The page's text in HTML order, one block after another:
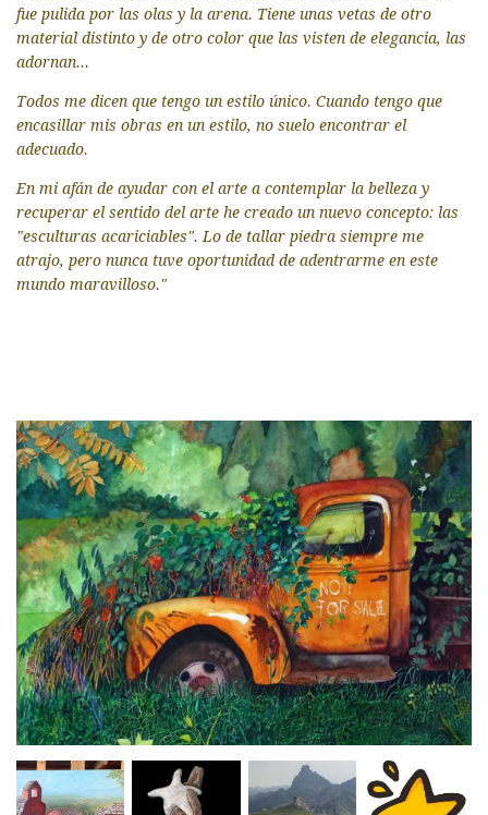
fue pulida por las olas y la arena. Tiene unas vetas de otro
material distinto y de otro color que las visten de elegancia, las
adornan...
Todos me dicen que tengo un estilo único. Cuando tengo que
encasillar mis obras en un estilo, no suelo encontrar el
adecuado.
En mi afán de ayudar con el arte a contemplar la belleza y
recuperar el sentido del arte he creado un nuevo concepto: las
"esculturas acariciables". Lo de tallar piedra siempre me
atrajo, pero nunca tuve oportunidad de adentrarme en este
mundo maravilloso."